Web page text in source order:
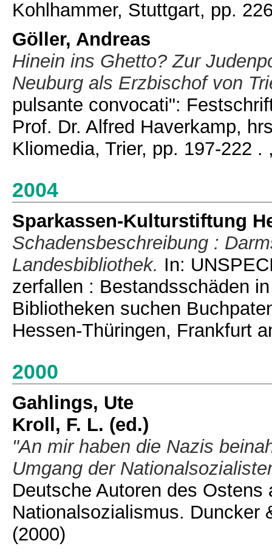
Kohlhammer, Stuttgart, pp.
Göller, Andreas
Hinein ins Ghetto? Zur
Neuburg als Erzbischof von
pulsante convocati":
Prof. Dr. Alfred Haverkamp,
Kliomedia, Trier, pp. 197-222 .
2004
Sparkassen-Kulturstiftung
Schadensbeschreibung :
Landesbibliothek. In:
zerfallen : Bestandsschäden
Bibliotheken suchen
Hessen-Thüringen, Frankfurt
2000
Gahlings, Ute
Kroll, F. L. (ed.)
"An mir haben die Nazis
Umgang der
Deutsche Autoren des
Nationalsozialismus.
(2000)